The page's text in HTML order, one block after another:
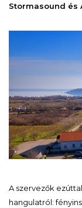
Stormasound és
A szervezők
hangulatról: